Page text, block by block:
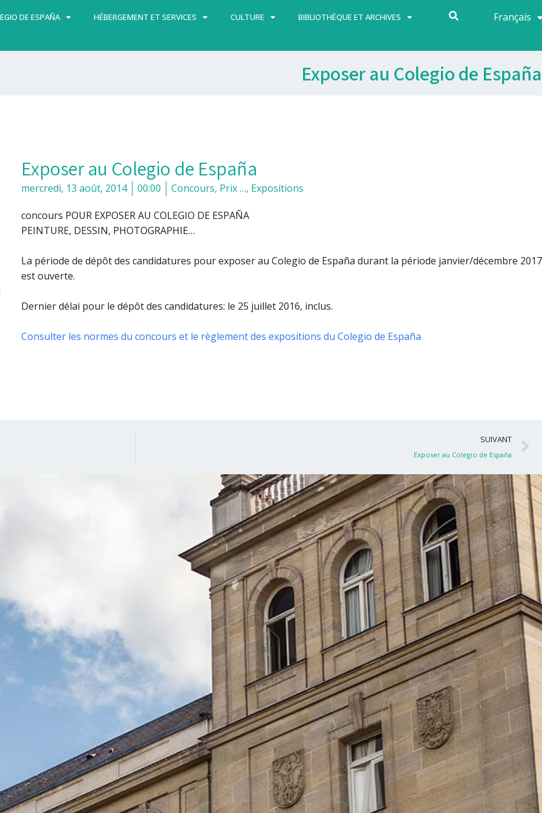
DE ESPAÑA HÉBERGEMENT ET SERVICES CULTURE BIBLIOTHÈQUE ET ARCHIVES Français
Español
Exposer au Colegio de España
Exposer au Colegio de España
mercredi, 13 août, 2014 00:00 Concours, Prix …, Expositions
concours POUR EXPOSER AU COLEGIO DE ESPAÑA
PEINTURE, DESSIN, PHOTOGRAPHIE…
La période de dépôt des candidatures pour exposer au Colegio de España durant la période janvier/décembre 2017
est ouverte.
Dernier délai pour le dépôt des candidatures: le 25 juillet 2016, inclus.
Consulter les normes du concours et le règlement des expositions du Colegio de España
SUIVANT
Exposer au Colegio de España